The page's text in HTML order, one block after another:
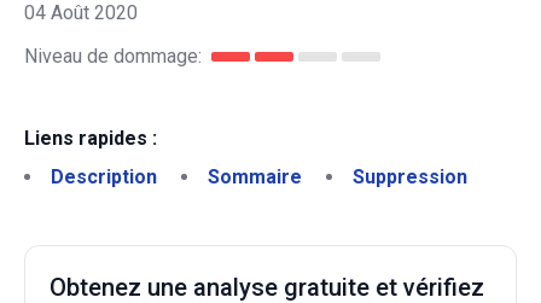
04 Août 2020
Niveau de dommage:
Liens rapides :
Description
Sommaire Suppression
Obtenez une analyse gratuite et vérifiez